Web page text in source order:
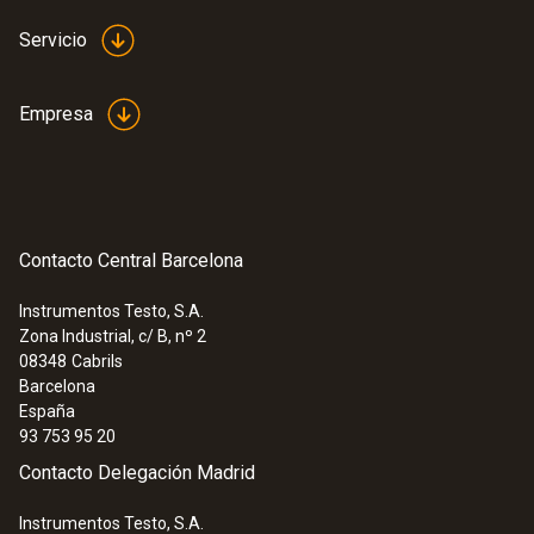
Parte 16: unboxing y ejemplo de uso de la testo 868
Servicio
Empresa
Contacto Central Barcelona
Instrumentos Testo, S.A.
Zona Industrial, c/ B, nº 2
08348 Cabrils
Barcelona
España
93 753 95 20
Contacto Delegación Madrid
Instrumentos Testo, S.A.